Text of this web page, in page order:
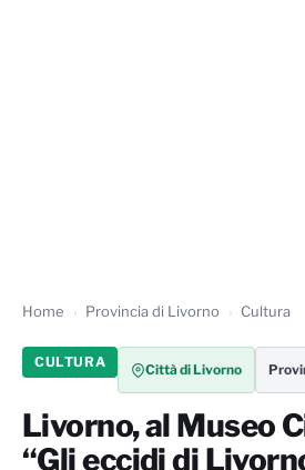
Home Provincia di Livorno Cultura
CULTURA Città di Livorno
Livorno, al Museo
“Gli eccidi di